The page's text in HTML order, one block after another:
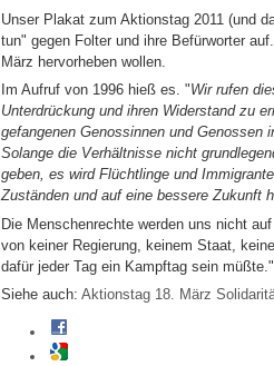
Unser Plakat zum Aktionstag 2011 (und
tun" gegen Folter und ihre Befürworter
März hervorheben wollen.
Im Aufruf von 1996 hieß es. "Wir rufen
Unterdrückung und ihren Widerstand zu
gefangenen Genossinnen und Genossen
Solange die Verhältnisse nicht
geben, es wird Flüchtlinge und
Zuständen und auf eine bessere Zukunft
Die Menschenrechte werden uns nicht
von keiner Regierung, keinem Staat,
dafür jeder Tag ein Kampftag sein müßte."
Siehe auch: Aktionstag 18. März